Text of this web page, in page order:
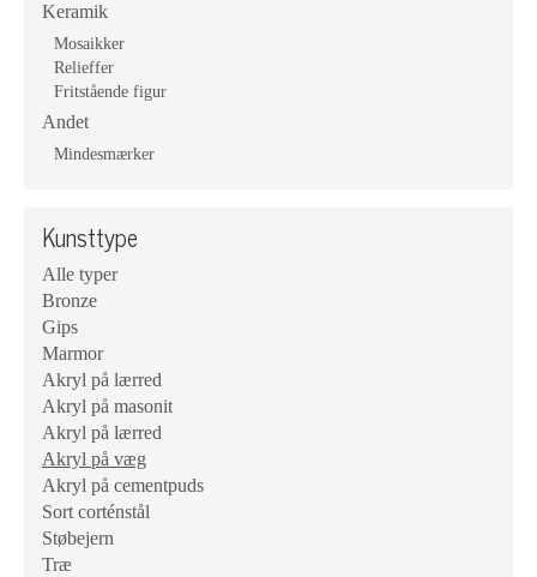
Keramik
Mosaikker
Relieffer
Fritstående figur
Andet
Mindesmærker
Kunsttype
Alle typer
Bronze
Gips
Marmor
Akryl på lærred
Akryl på masonit
Akryl på lærred
Akryl på væg
Akryl på cementpuds
Sort corténstål
Støbejern
Træ